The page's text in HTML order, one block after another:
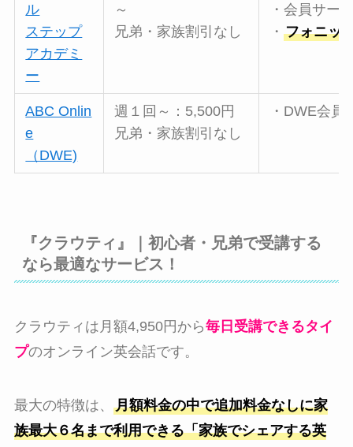
ル
ステップ
アカデミ
ー
～
兄弟・家族割引なし
・会員サー
・フォニッ
ABC Onlin
e
（DWE)
週１回～：5,500円
兄弟・家族割引なし
・DWE会員
『クラウティ』｜初心者・兄弟で受講する
なら最適なサービス！
クラウティは月額4,950円から毎日受講できるタイ
プのオンライン英会話です。
最大の特徴は、 月額料金の中で追加料金なしに家
族最大６名まで利用できる「家族でシェアする英